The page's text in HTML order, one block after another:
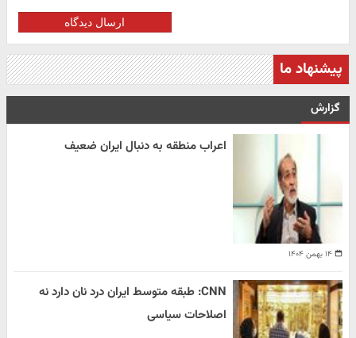
ارسال دیدگاه
پیشنهاد ما
گزارش
۱۴ بهمن ۱۴۰۴
اعراب منطقه به دنبال ایران ضعیف
CNN: طبقه متوسط ایران درد نان دارد نه
اصلاحات سیاسی